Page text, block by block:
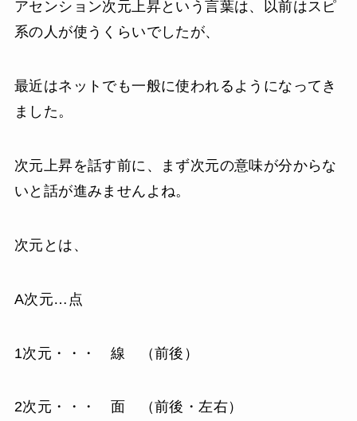
アセンション次元上昇という言葉は、以前はスピ
系の人が使うくらいでしたが、
最近はネットでも一般に使われるようになってき
ました。
次元上昇を話す前に、まず次元の意味が分からな
いと話が進みませんよね。
次元とは、
A次元…点
1次元・・・ 線 （前後）
2次元・・・ 面 （前後・左右）